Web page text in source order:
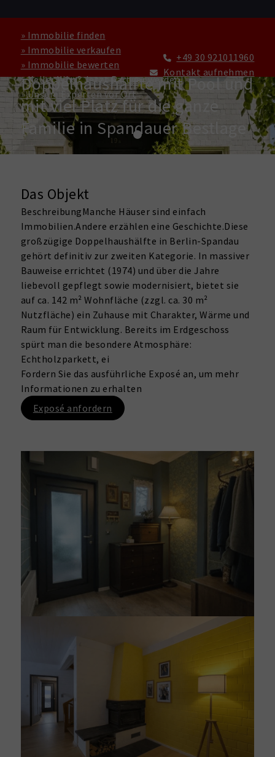
» Immobilie finden
» Immobilie verkaufen
» Immobilie bewerten
» Keller Who? Jetzt Partner werden!
» Unsere Experten vor Ort
+49 30 921011960
Kontakt aufnehmen
HAUS ZU KAUFEN IN BERLIN
Doppelhaushälfte mit Pool und
mit viel Platz für die ganze
Familie in Spandauer Bestlage
Das Objekt
BeschreibungManche Häuser sind einfach
Immobilien.Andere erzählen eine Geschichte.Diese
großzügige Doppelhaushälfte in Berlin-Spandau
gehört definitiv zur zweiten Kategorie. In massiver
Bauweise errichtet (1974) und über die Jahre
liebevoll gepflegt sowie modernisiert, bietet sie
auf ca. 142 m² Wohnfläche (zzgl. ca. 30 m²
Nutzfläche) ein Zuhause mit Charakter, Wärme und
Raum für Entwicklung. Bereits im Erdgeschoss
spürt man die besondere Atmosphäre:
Echtholzparkett, ei
Fordern Sie das ausführliche Exposé an, um mehr
Informationen zu erhalten
Exposé anfordern